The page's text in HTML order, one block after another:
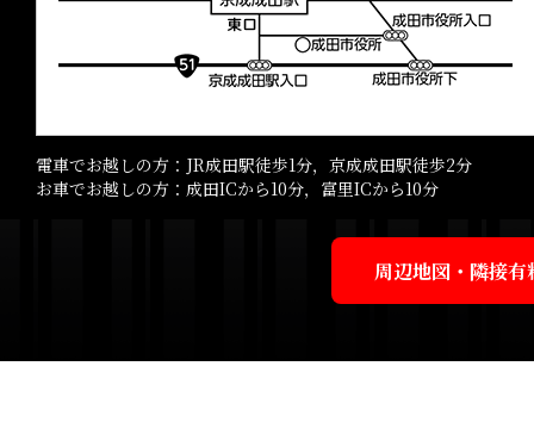
電車でお越しの方：JR成田駅徒歩1分，京成成田駅徒歩2分
お車でお越しの方：成田ICから10分，富里ICから10分
周辺地図・隣接